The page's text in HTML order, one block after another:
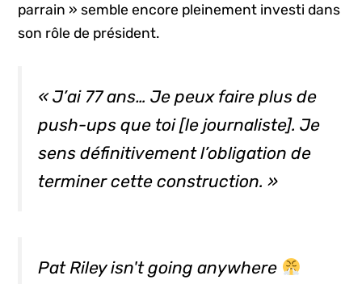
parrain » semble encore pleinement investi dans
son rôle de président.
« J’ai 77 ans… Je peux faire plus de
push-ups que toi [le journaliste]. Je
sens définitivement l’obligation de
terminer cette construction. »
Pat Riley isn't going anywhere